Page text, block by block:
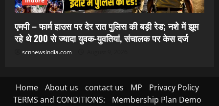
एमपी – फार्म हाउस पर देर रात पुलिस की बड़ी रेड; नशे में झूम
रहे थे 200 से ज्यादा युवक-युवतियां, संचालक पर केस दर्ज
scnnewsindia.com
Home About us contact us MP
Privacy Policy
TERMS and CONDITIONS:
Membership Plan Demo